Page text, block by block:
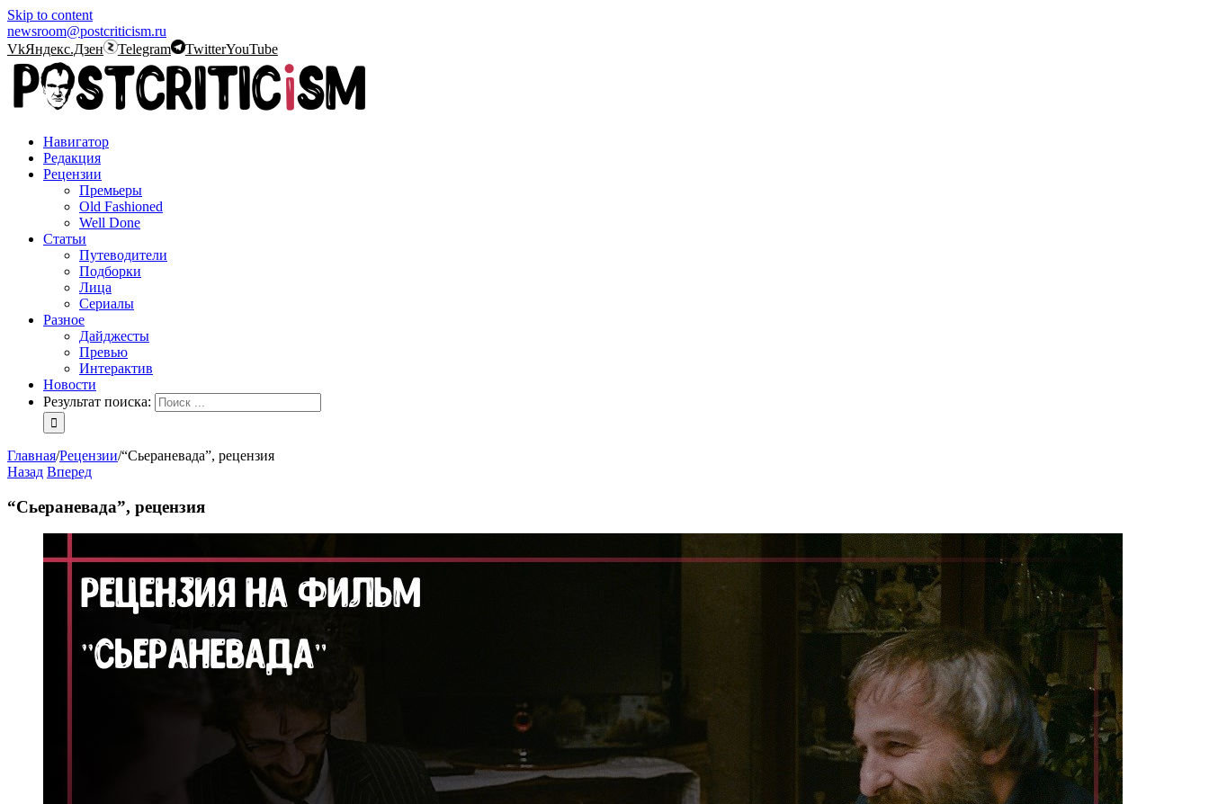
Skip to content
newsroom@postcriticism.ru
VkЯндекс.Дзен Telegram TwitterYouTube
Навигатор
Редакция
Рецензии
Премьеры
Old Fashioned
Well Done
Статьи
Путеводители
Подборки
Лица
Сериалы
Разное
Дайджесты
Превью
Интерактив
Новости
Результат поиска:
Главная/Рецензии/“Сьераневада”, рецензия
Назад Вперед
“Сьераневада”, рецензия